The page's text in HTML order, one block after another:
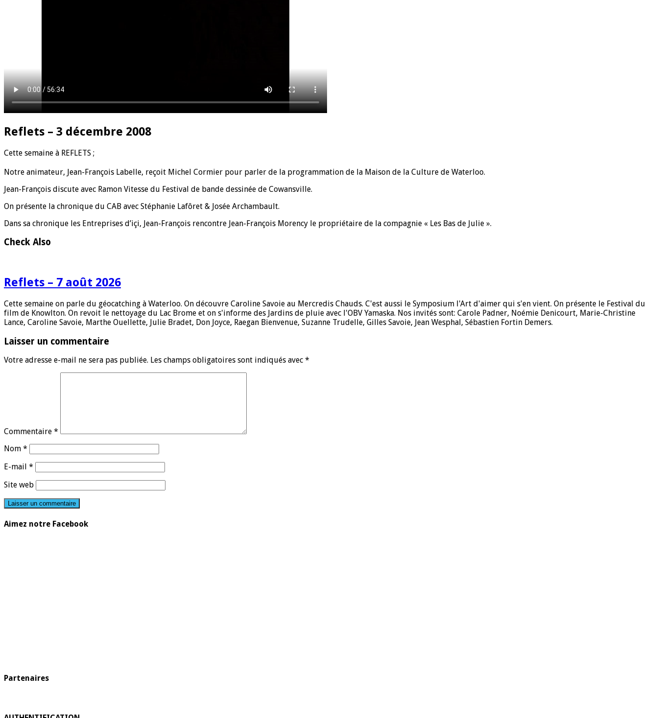
Reflets – 3 décembre 2008
Cette semaine à REFLETS ;
Notre animateur, Jean-François Labelle, reçoit Michel Cormier pour parler de la programmation de la Maison de la Culture de Waterloo.
Jean-François discute avec Ramon Vitesse du Festival de bande dessinée de Cowansville.
On présente la chronique du CAB avec Stéphanie Lafôret & Josée Archambault.
Dans sa chronique les Entreprises d’içi, Jean-François rencontre Jean-François Morency le propriétaire de la compagnie « Les Bas de Julie ».
Check Also
Reflets – 7 août 2026
Cette semaine on parle du géocatching à Waterloo. On découvre Caroline Savoie au Mercredis Chauds. C'est aussi le Symposium l'Art d'aimer qui s'en vient. On présente le Festival du
film de Knowlton. On revoit le nettoyage du Lac Brome et on s'informe des Jardins de pluie avec l'OBV Yamaska. Nos invités sont: Carole Padner, Noémie Denicourt, Marie-Christine
Lance, Caroline Savoie, Marthe Ouellette, Julie Bradet, Don Joyce, Raegan Bienvenue, Suzanne Trudelle, Gilles Savoie, Jean Wesphal, Sébastien Fortin Demers.
Laisser un commentaire
Votre adresse e-mail ne sera pas publiée. Les champs obligatoires sont indiqués avec *
Commentaire *
Nom *
E-mail *
Site web
Aimez notre Facebook
Partenaires